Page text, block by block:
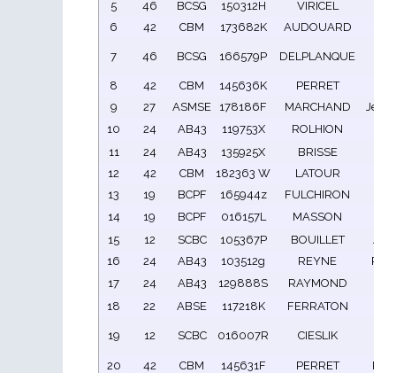
5 46 BCSG 150312H VIRICEL
6
42 CBM 173682K AUDOUARD
7 46 BCSG 166579P DELPLANQUE
8
42 CBM 145636K PERRET
9
27 ASMSE 178186F MARCHAND
10
24 AB43 119753X ROLHION
11
24 AB43 135925X BRISSE
12
42 CBM 182363 W LATOUR
13
19 BCPF 165944z FULCHIRON
14
19 BCPF 016157L MASSON
15
12 SCBC 105367P BOUILLET
16
24 AB43 103512g REYNE
17
24 AB43 129888S RAYMOND
18
22 ABSE 117218K FERRATON
19 12 SCBC 016007R CIESLIK
20
42 CBM 145631F PERRET